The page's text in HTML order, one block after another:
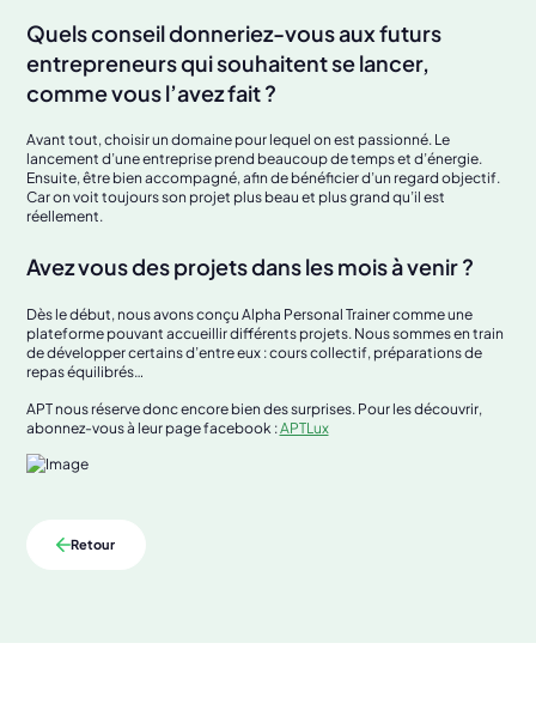
Quels conseil donneriez-vous aux futurs
entrepreneurs qui souhaitent se lancer,
comme vous l’avez fait ?
Avant tout, choisir un domaine pour lequel on est passionné. Le
lancement d’une entreprise prend beaucoup de temps et d’énergie.
Ensuite, être bien accompagné, afin de bénéficier d’un regard objectif.
Car on voit toujours son projet plus beau et plus grand qu’il est
réellement.
Avez vous des projets dans les mois à venir ?
Dès le début, nous avons conçu Alpha Personal Trainer comme une
plateforme pouvant accueillir différents projets. Nous sommes en train
de développer certains d’entre eux : cours collectif, préparations de
repas équilibrés…
APT nous réserve donc encore bien des surprises. Pour les découvrir,
abonnez-vous à leur page facebook :APTLux
Retour